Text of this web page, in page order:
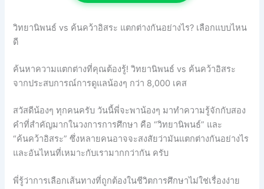
วิทยานิพนธ์ vs ค้นคว้าอิสระ แตกต่างกันอย่างไร? เลือกแบบไหน
ดี
ค้นหาความแตกต่างที่คุณต้องรู้! วิทยานิพนธ์ vs ค้นคว้าอิสระ
จากประสบการณ์การดูแลน้องๆ กว่า 8,000 เคส
สวัสดีน้องๆ ทุกคนครับ วันนี้พี่จะพาน้องๆ มาทำความรู้จักกับสอง
คำที่สำคัญมากในวงการการศึกษา คือ “วิทยานิพนธ์” และ
“ค้นคว้าอิสระ” ซึ่งหลายคนอาจจะสงสัยว่ามันแตกต่างกันอย่างไร
และอันไหนที่เหมาะกับเรามากกว่ากัน ครับ
พี่รู้ว่าการเลือกเส้นทางที่ถูกต้องในชีวิตการศึกษาไม่ใช่เรื่องง่าย